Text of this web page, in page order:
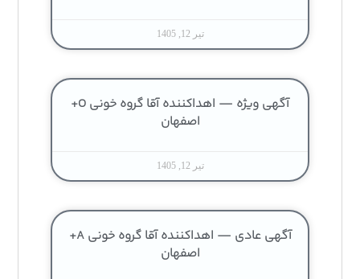
تیر 12, 1405
آگهی ویژه — اهداکننده آقا گروه خونی O+
اصفهان
تیر 12, 1405
آگهی عادی — اهداکننده آقا گروه خونی A+
اصفهان